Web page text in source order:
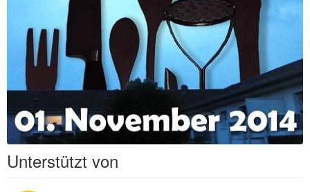
Unterstützt von